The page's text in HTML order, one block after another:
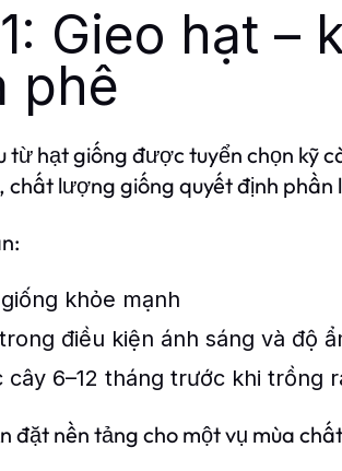
Gieo hạt –
phê
từ hạt giống được tuyển chọn kỹ
, chất lượng giống quyết định phần
khỏe mạnh
điều kiện ánh sáng và độ
cây 6–12 tháng trước khi trồng
đặt nền tảng cho một vụ mùa